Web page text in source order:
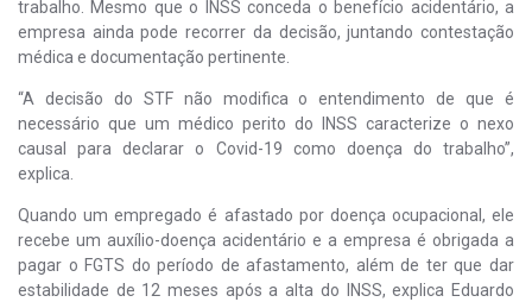
trabalho. Mesmo que o INSS conceda o benefício acidentário, a
empresa ainda pode recorrer da decisão, juntando contestação
médica e documentação pertinente.
“A decisão do STF não modifica o entendimento de que é
necessário que um médico perito do INSS caracterize o nexo
causal para declarar o Covid-19 como doença do trabalho”,
explica.
Quando um empregado é afastado por doença ocupacional, ele
recebe um auxílio-doença acidentário e a empresa é obrigada a
pagar o FGTS do período de afastamento, além de ter que dar
estabilidade de 12 meses após a alta do INSS, explica Eduardo